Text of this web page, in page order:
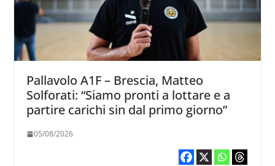
Pallavolo A1F – Brescia, Matteo
Solforati: “Siamo pronti a lottare e a
partire carichi sin dal primo giorno”
05/08/2026